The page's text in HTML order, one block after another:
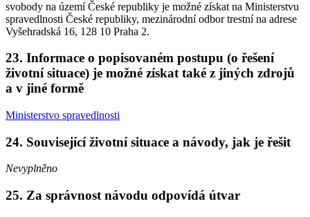
svobody na území České republiky je možné získat na Ministerstvu
spravedlnosti České republiky, mezinárodní odbor trestní na adrese
Vyšehradská 16, 128 10 Praha 2.
23. Informace o popisovaném postupu (o řešení
životní situace) je možné získat také z jiných zdrojů
a v jiné formě
Ministerstvo spravedlnosti
24. Související životní situace a návody, jak je řešit
Nevyplněno
25. Za správnost návodu odpovídá útvar